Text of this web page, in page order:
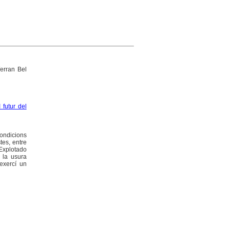
Bel
futur del
entre
la usura
un